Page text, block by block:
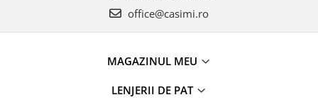
office@casimi.ro
MAGAZINUL MEU
LENJERII DE PAT